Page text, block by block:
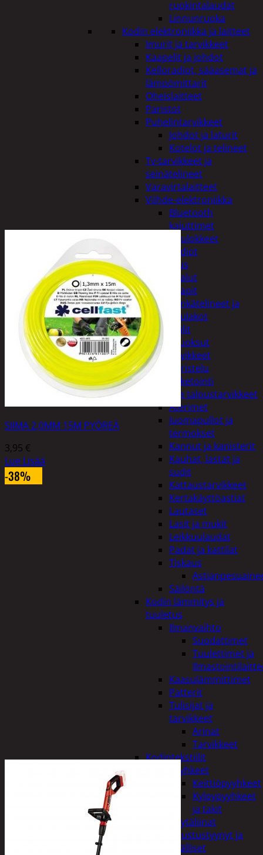
ruokintalaudat
Linnunruoka
Kodin elektroniikka ja laitteet
Imurit ja tarvikkeet
Kaapelit ja johdot
Kelloradiot, sääasemat ja
lämpömittarit
Oheislaitteet
Paristot
Puhelintarvikkeet
Johdot ja laturit
Kotelot ja telineet
Tv-tarvikkeet ja
seinätelineet
Varavirtalaitteet
Viihde-elektroniikka
Bluetooth
kaiuttimet
Kuulokkeet
Radiot
Koti ja sisustus
Huonekalut
Kaapit
Kenkätelineet ja
naulakot
Peilit
Huonetuoksut
Juhlatarvikkeet
Koristelu
Paketointi
Keittiö ja taloustarvikkeet
Aterimet
Juomapullot ja
termokset
Kannut ja kanisterit
Kauhat, lastat ja
sudit
Kattaustarvikkeet
Kertakäyttöastiat
Lautaset
Lasit ja mukit
Leikkuulaudat
Padat ja kattilat
Tiskaus
Säilöntä
Kodin lämmitys ja
tuuletus
Ilmanvaihto
Suodattimet
Tuulettimet ja
Kaasulämmittimet
Patterit
Tulisijat ja
tarvikkeet
Arinat
Tarvikkeet
Kodintekstiilit
Pyyhkeet
Keittiöpyyhkeet
Kylpypyyhkeet
ja takit
Pöytäliinat
Sisustustyynyt ja
päälliset
SIIMA 2,0MM 15M PYÖREÄ
3,95 €
Lue Lisää
-38%